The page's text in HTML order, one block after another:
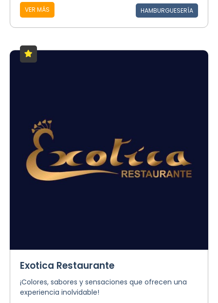
VER MÁS HAMBURGUESERÍA
Exotica Restaurante
¡Colores, sabores y sensaciones que ofrecen una
experiencia inolvidable!